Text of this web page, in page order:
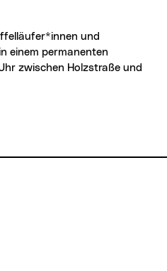
einem permanenten
zwischen Holzstraße und